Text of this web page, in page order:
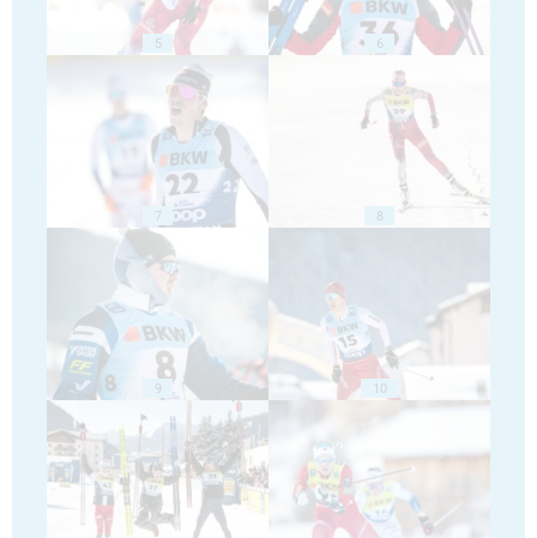
5 6
7 8
9 10